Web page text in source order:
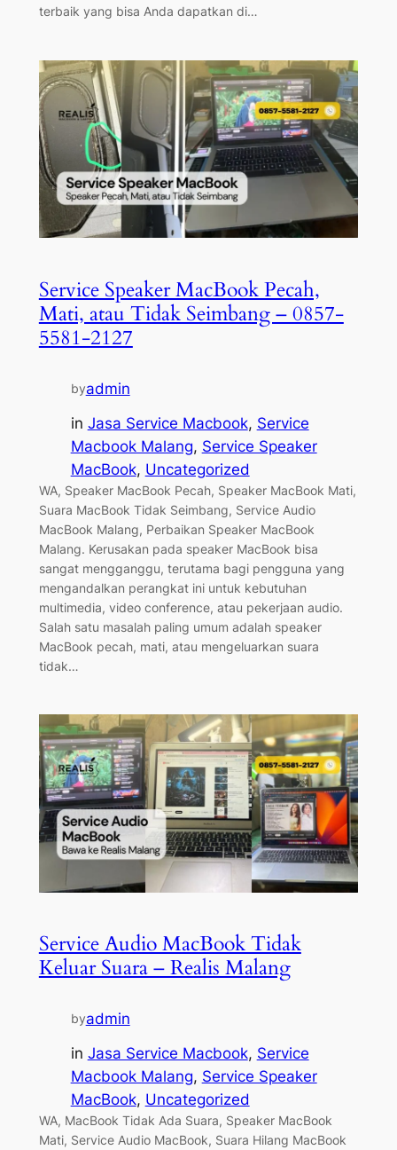
terbaik yang bisa Anda dapatkan di…
Service Speaker MacBook Pecah,
Mati, atau Tidak Seimbang – 0857-
5581-2127
byadmin
in Jasa Service Macbook, Service
Macbook Malang, Service Speaker
MacBook, Uncategorized
WA, Speaker MacBook Pecah, Speaker MacBook Mati,
Suara MacBook Tidak Seimbang, Service Audio
MacBook Malang, Perbaikan Speaker MacBook
Malang. Kerusakan pada speaker MacBook bisa
sangat mengganggu, terutama bagi pengguna yang
mengandalkan perangkat ini untuk kebutuhan
multimedia, video conference, atau pekerjaan audio.
Salah satu masalah paling umum adalah speaker
MacBook pecah, mati, atau mengeluarkan suara
tidak…
Service Audio MacBook Tidak
Keluar Suara – Realis Malang
byadmin
in Jasa Service Macbook, Service
Macbook Malang, Service Speaker
MacBook, Uncategorized
WA, MacBook Tidak Ada Suara, Speaker MacBook
Mati, Service Audio MacBook, Suara Hilang MacBook